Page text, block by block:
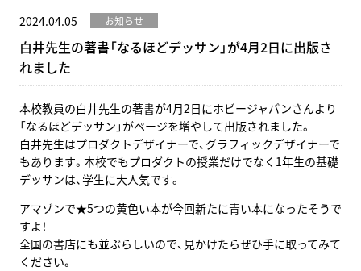
2024.04.05 お知らせ
白井先生の著書「なるほどデッサン」が4月2日に出版さ
れました
本校教員の白井先生の著書が4月2日にホビージャパンさんより
「なるほどデッサン」がページを増やして出版されました。
白井先生はプロダクトデザイナーで、グラフィックデザイナーで
もあります。本校でもプロダクトの授業だけでなく1年生の基礎
デッサンは、学生に大人気です。
アマゾンで★5つの黄色い本が今回新たに青い本になったそうで
すよ！
全国の書店にも並ぶらしいので、見かけたらぜひ手に取ってみて
ください。